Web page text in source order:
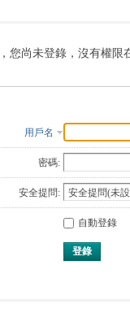
您尚未登錄，沒有權限
用戶名
密碼:
安全提問:
自動登錄
登錄